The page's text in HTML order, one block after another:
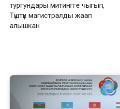
тургундары митингге чыгып,
Түштүк магистралды жаап
алышкан